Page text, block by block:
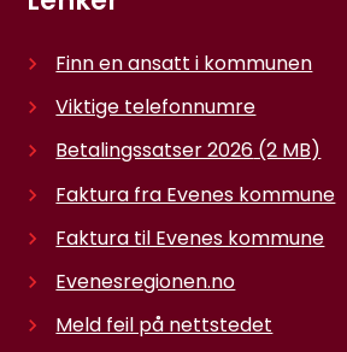
Finn en ansatt i kommunen
Viktige telefonnumre
Betalingssatser 2026 (2 MB)
Faktura fra Evenes kommune
Faktura til Evenes kommune
Evenesregionen.no
Meld feil på nettstedet